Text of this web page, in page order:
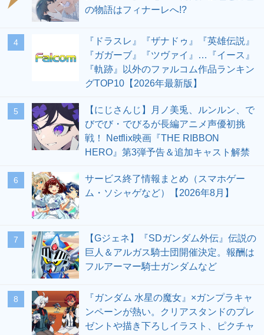
の物語はフィナーレへ!?
4
『ドラスレ』『ザナドゥ』『英雄伝説』
『ガガーブ』『ツヴァイ』…『イース』
『軌跡』以外のファルコム作品ランキン
グTOP10【2026年最新版】
5
【にじさんじ】月ノ美兎、ルンルン、で
びでび・でびるが長編アニメ声優初挑
戦！ Netflix映画『THE RIBBON
HERO』第3弾予告＆追加キャスト解禁
6
サービス終了情報まとめ（スマホゲー
ム・ソシャゲなど）【2026年8月】
7
【Gジェネ】『SDガンダム外伝』伝説の
巨人＆アルガス騎士団開催決定。報酬は
フルアーマー騎士ガンダムなど
8
『ガンダム 水星の魔女』×ガンプラキャ
ンペーンが熱い。クリアスタンドのプレ
ゼントや描き下ろしイラスト、ピクチャ